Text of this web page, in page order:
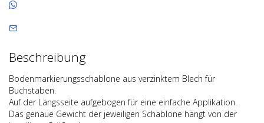
Beschreibung
Bodenmarkierungsschablone aus verzinktem Blech für
Buchstaben.
Auf der Längsseite aufgebogen für eine einfache Applikation.
Das genaue Gewicht der jeweiligen Schablone hängt von der